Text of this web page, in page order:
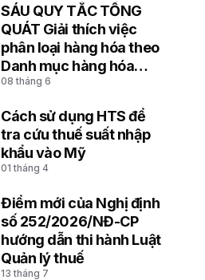
SÁU QUY TẮC TỔNG
QUÁT Giải thích việc
phân loại hàng hóa theo
Danh mục hàng hóa
xuất khẩu, nhập khẩu
thống hài hòa mô tả và
mã hóa hàng hóa (HS)
của Tổ chức Hải quan
thế giới
08 tháng 6
Cách sử dụng HTS để
tra cứu thuế suất nhập
khẩu vào Mỹ
01 tháng 4
Điểm mới của Nghị định
số 252/2026/NĐ-CP
hướng dẫn thi hành Luật
Quản lý thuế
13 tháng 7